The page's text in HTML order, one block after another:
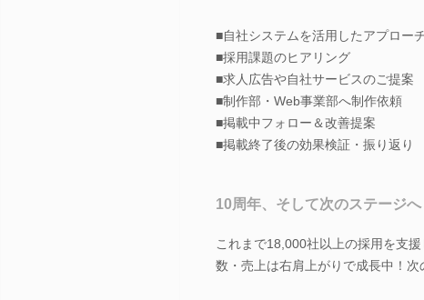
■自社システムを活用したアプロー
■採用課題のヒアリング
■求人広告や自社サービスのご提案
■制作部・Web事業部へ制作依頼
■掲載中フォロー＆改善提案
■掲載終了後の効果検証・振り返
10周年、そして次のステージへ
これまで18,000社以上の採用を支
数・売上は右肩上がりで成長中！次